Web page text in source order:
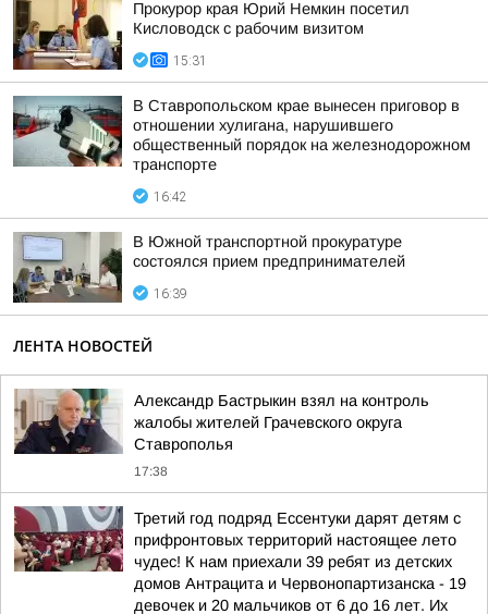
Прокурор края Юрий Немкин посетил
Кисловодск с рабочим визитом
15:31
В Ставропольском крае вынесен приговор в
отношении хулигана, нарушившего
общественный порядок на железнодорожном
транспорте
16:42
В Южной транспортной прокуратуре
состоялся прием предпринимателей
16:39
ЛЕНТА НОВОСТЕЙ
Александр Бастрыкин взял на контроль
жалобы жителей Грачевского округа
Ставрополья
17:38
Третий год подряд Ессентуки дарят детям с
прифронтовых территорий настоящее лето
чудес! К нам приехали 39 ребят из детских
домов Антрацита и Червонопартизанска - 19
девочек и 20 мальчиков от 6 до 16 лет. Их